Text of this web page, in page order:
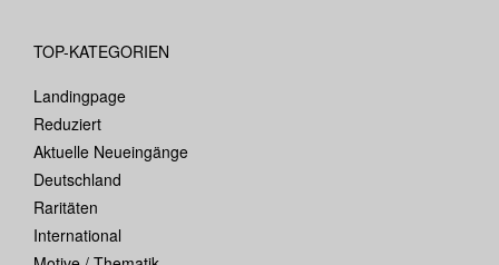
TOP-KATEGORIEN
Landingpage
Reduziert
Aktuelle Neueingänge
Deutschland
Raritäten
International